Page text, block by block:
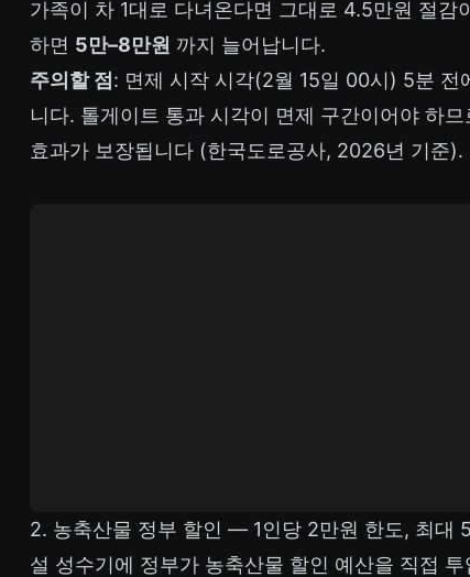
가족이 차 1대로 다녀온다면 그대로 4.5만원 절
하면 5만–8만원 까지 늘어납니다.
주의할 점 : 면제 시작 시각(2월 15일 00시) 5분 전
니다. 톨게이트 통과 시각이 면제 구간이어야 하
효과가 보장됩니다 (한국도로공사, 2026년 기준).
2. 농축산물 정부 할인 — 1인당 2만원 한도, 최대
설 성수기에 정부가 농축산물 할인 예산을 직접